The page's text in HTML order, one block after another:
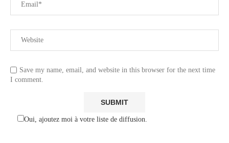
Save my name, email, and website in this browser for the next time
I comment.
Oui, ajoutez moi à votre liste de diffusion.